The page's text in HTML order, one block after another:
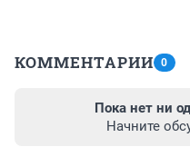
КОММЕНТАРИИ 0
Пока нет ни
Начните